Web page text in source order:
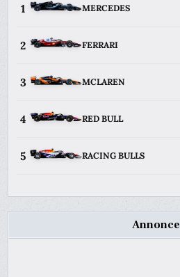
1 MERCEDES
2 FERRARI
3 MCLAREN
4 RED BULL
5 RACING BULLS
Annonce